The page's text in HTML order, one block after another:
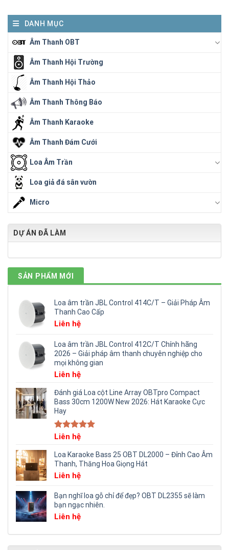
DANH MỤC
Âm Thanh OBT
Âm Thanh Hội Trường
Âm Thanh Hội Thảo
Âm Thanh Thông Báo
Âm Thanh Karaoke
Âm Thanh Đám Cưới
Loa Âm Trần
Loa giả đá sân vườn
Micro
DỰ ÁN ĐÃ LÀM
SẢN PHẨM MỚI
Loa âm trần JBL Control 414C/T – Giải Pháp Âm
Thanh Cao Cấp
Liên hệ
Loa âm trần JBL Control 412C/T Chính hãng
2026 – Giải pháp âm thanh chuyên nghiệp cho
mọi không gian
Liên hệ
Đánh giá Loa cột Line Array OBTpro Compact
Bass 30cm 1200W New 2026: Hát Karaoke Cực
Hay
Rated5.00
Liên hệ
Loa Karaoke Bass 25 OBT DL2000 – Đỉnh Cao Âm
Thanh, Thăng Hoa Giọng Hát
Liên hệ
Bạn nghĩ loa gỗ chỉ để đẹp? OBT DL2355 sẽ làm
bạn ngạc nhiên.
Liên hệ